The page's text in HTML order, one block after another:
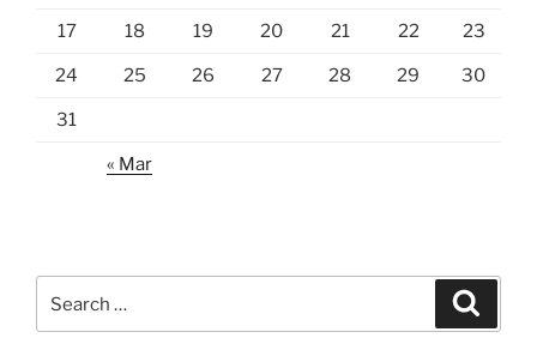
17 18 19 20 21 22 23
24 25 26 27 28 29 30
31
« Mar
for: